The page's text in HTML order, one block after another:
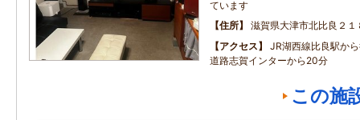
ています
住所
滋賀県大津市北比良２１
アクセス
JR湖西線比良駅
道路志賀インターから20分
この施